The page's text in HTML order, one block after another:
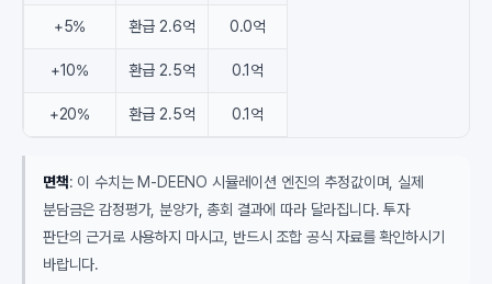
+5% 환급 2.6억 0.0억
+10% 환급 2.5억 0.1억
+20% 환급 2.5억 0.1억
면책: 이 수치는 M-DEENO 시뮬레이션 엔진의 추정값이며, 실제
분담금은 감정평가, 분양가, 총회 결과에 따라 달라집니다. 투자
판단의 근거로 사용하지 마시고, 반드시 조합 공식 자료를 확인하시기
바랍니다.